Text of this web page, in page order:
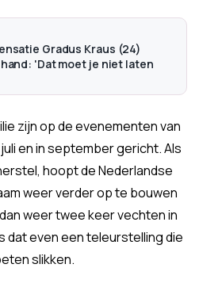
Gradus Kraus (24)
'Dat moet je niet laten
zijn op de evenementen van
en in september gericht. Als
hoopt de Nederlandse
weer verder op te bouwen
weer twee keer vechten in
dat even een teleurstelling die
slikken.